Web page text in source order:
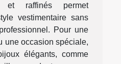
et raffinés permet
vestimentaire sans
Pour une
une occasion spéciale,
élégants, comme